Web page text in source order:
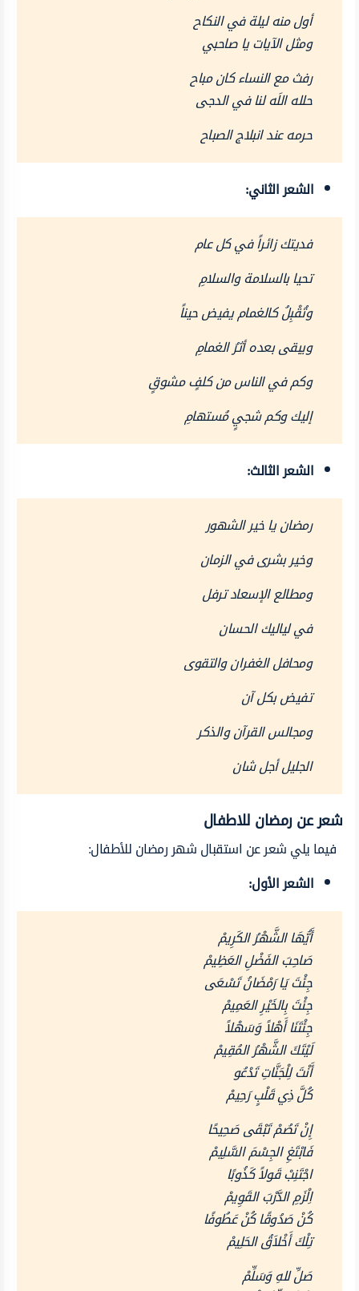
أول منه ليلة في النكاح
ومثل الآيات يا صاحبي
رفث مع النساء كان مباح
حلله اللَه لنا في الدجى
حرمه عند انبلاج الصباح
الشعر الثاني:
فديتك زائراً في كل عام
تحيا بالسلامة والسلامِ
وتُقْبِلُ كالغمام يفيض حيناً
ويبقى بعده أثرُ الغمامِ
وكم في الناس من كلفٍ مشوقٍ
إليك وكم شجيٍ مُستهامِ
الشعر الثالث:
رمضان يا خير الشهور
وخير بشرى في الزمان
ومطالع الإسعاد ترفل
في لياليك الحسان
ومحافل الغفران والتقوى
تفيض بكل آن
ومجالس القرآن والذكر
الجليل أجل شان
شعر عن رمضان للاطفال
فيما يلي شعر عن استقبال شهر رمضان للأطفال:
الشعر الأول:
أَيُّهَا الشَّهْرُ الكَرِيمْ
صَاحِبَ الفَضْلِ العَظِيمْ
جِئْتَ يَا رَمْضَانُ تَسْعَى
جِئْتَ بِالخَيْرِ العَمِيمْ
جِئْتَنَا أَهْلاً وَسَهْلاً
لَيْتَكَ الشَّهْرُ المُقِيمْ
أَنْتَ لِلْجَنَّاتِ تَدْعُو
كُلَّ ذِي قَلْبٍ رَحِيمْ
إِنْ تَصُمْ تَبْقَى صَحِيحًا
فَابْتَغِ الجِسْمَ السَّلِيمْ
اجْتَنِبْ قَولاً كَذُوبًا
اِلْزَمِ الدَّرْبَ القَوِيمْ
كُنْ صَدُوقًا كُنْ عَطُوفًا
تِلْكَ أَخْلاَقُ الحَلِيمْ
صَلِّ للهِ وَسَلِّمْ